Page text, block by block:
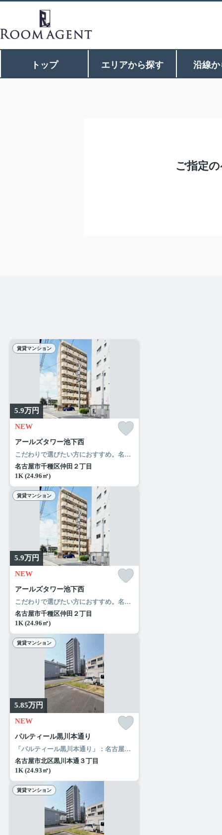
トップ エリアから探す 沿線
ご指定
賃貸マンション
5.9万円
NEW
アールズタワー池下西
こだわりで選びたい方におすすめ。名古屋市千種区エリアで住まいをお探しなら「アールズタワー池下西」。「アールズタワー池下西」のここがイチオシ。セキュリティ面は、オートロック・TVインターホンなど充実しているので、防犯対策もばっちりです。多種多様な賃貸情報を取り扱っているルームエージェント（リアルマークス）は、名古屋市千種区での住まい探しにきっと役立つことでしょう。
名古屋市千種区仲田２丁目
1K (24.96㎡)
賃貸マンション
5.9万円
NEW
アールズタワー池下西
こだわりで選びたい方におすすめ。名古屋市千種区エリアで住まいをお探しなら「アールズタワー池下西」。「アールズタワー池下西」のここがイチオシ。セキュリティ面は、オートロック・TVインターホンなど充実しているので、防犯対策もばっちりです。多種多様な賃貸情報を取り扱っているルームエージェント（リアルマークス）は、名古屋市千種区での住まい探しにきっと役立つことでしょう。
名古屋市千種区仲田２丁目
1K (24.96㎡)
賃貸マンション
5.85万円
NEW
パルティール黒川本通り
「パルティール黒川本通り」：名古屋市北区エリアの新居にピッタリ。日々の暮らしに便利なピアゴ ラ フーズコア 黒川店(スーパー)まで255mです。お使いいただける駅は2駅あり、行き先に応じて使い分けができます。ルームエージェント（リアルマークス）でなら、お客様のこだわりに合わせた住まい探しが可能です。名古屋市北区でお部屋をお求めなら、当社にお任せください。
名古屋市北区黒川本通３丁目
1K (24.93㎡)
賃貸マンション